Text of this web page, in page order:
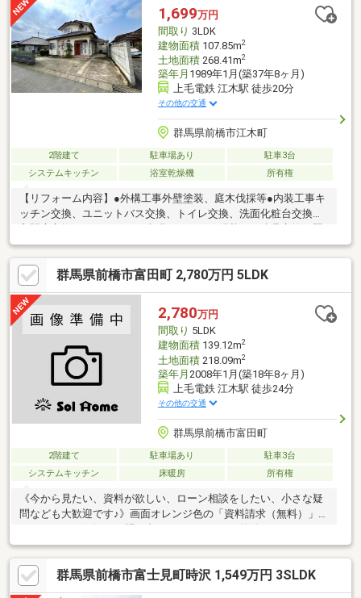
1,699万円
間取り 3LDK
建物面積107.85m2
土地面積268.41m2
築年月 1989年1月(築37年8ヶ月)
上毛電鉄 江木駅 徒歩20分
その他の交通
群馬県前橋市江木町
2階建て 駐車場あり
駐車3台
システムキッチン
浴室乾燥機 所有権
【リフォーム内容】●外構工事外壁塗装、庭木伐採等●内装工事キ
ッチン交換、ユニットバス交換、トイレ交換、洗面化粧台交換、
明LED交換、クリーニング、防蟻工事等【おすすめポイント】・
本物件は条件により住宅ローン減税が適用されます。・雨漏り、
構造上主要な部分の欠陥や・腐食、給排水管の故障や漏水につい
てお引渡しより２年間保証・シロアリ防除工事施工後5年間保証・
新品の照明器具設置予定なので入居後にすぐに生活が始められま
す・お客様に合わせたローンの組み方や金融機関をご提案。住宅
ローンが初めての方でもお気軽にご相談ください
群馬県前橋市富田町 2,780万円 5LDK
2,780万円
間取り 5LDK
建物面積139.12m2
土地面積218.09m2
築年月 2008年1月(築18年8ヶ月)
上毛電鉄 江木駅 徒歩24分
その他の交通
群馬県前橋市富田町
2階建て 駐車場あり
駐車3台
システムキッチン
床暖房 所有権
《今から見たい、資料が欲しい、ローン相談をしたい、小さな疑
問なども大歓迎です♪》画面オレンジ色の「資料請求（無料）」を
POINT☆・オール電化住宅♪・収納スペースも多く、様々な用途に
お使いいただけます♪・スーパーが近いのでお買い物も楽々ですね
♪☆周辺ロケーション☆桂萱東小学校 約1550ｍ/徒
歩20分桂萱中学校 約4260ｍ/徒歩54分、自転車
群馬県前橋市富士見町時沢 1,549万円 3SLDK